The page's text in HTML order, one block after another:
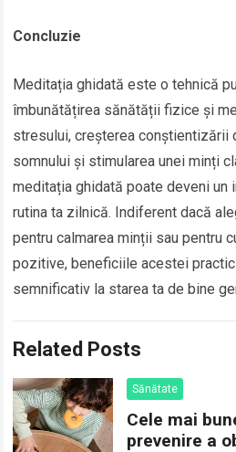
Concluzie
Meditația ghidată este o tehnică
îmbunătățirea sănătății fizice și
stresului, creșterea conștientizării
somnului și stimularea unei minți
meditația ghidată poate deveni un
rutina ta zilnică. Indiferent dacă
pentru calmarea minții sau pentru
pozitive, beneficiile acestei
semnificativ la starea ta de bine
Related Posts
Sănătate
Cele mai
prevenire a